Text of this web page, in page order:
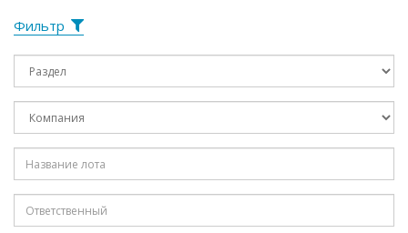
Фильтр